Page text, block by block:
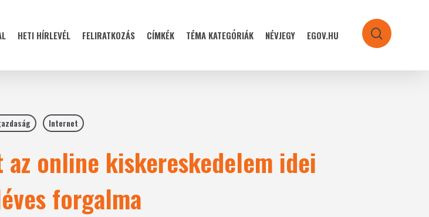
HETI HÍRLEVÉL FELIRATKOZÁS CÍMKÉK TÉMA KATEGÓRIÁK NÉVJEGY EGOV.HU search
Internet
online kiskereskedelem idei
forgalma